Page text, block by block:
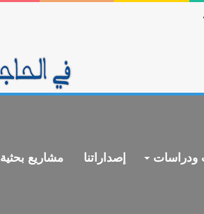
ودراسات إصداراتنا مشاريع بحثية